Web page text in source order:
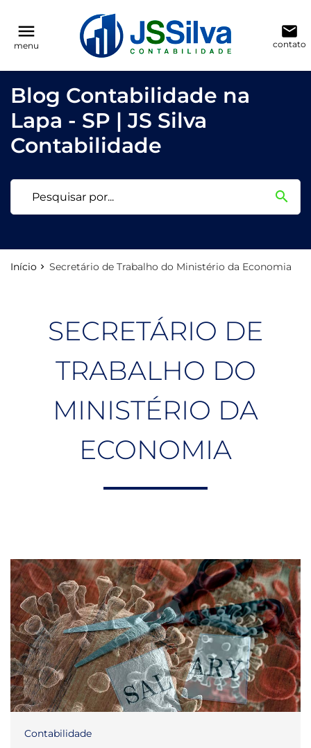
menu
menu
email
contato
Blog Contabilidade na
Lapa - SP | JS Silva
Contabilidade
search
Início Secretário de Trabalho do Ministério da Economia
reply NAVEGAÇÃO
home Voltar ao site
Blog
Contabilidade
reply FALE CONOSCO
location_on Rua Antônio Raposo, 186, conjunto 123
Deixe sua Mensagem
SECRETÁRIO DE
TRABALHO DO
MINISTÉRIO DA
ECONOMIA
Contabilidade